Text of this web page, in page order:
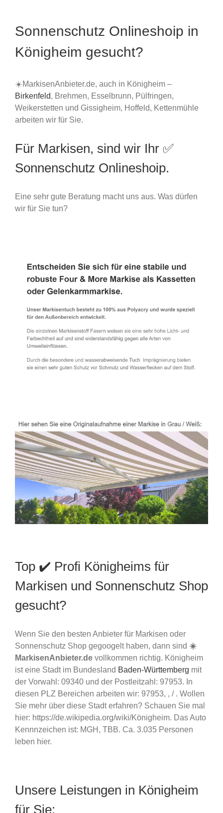
Sonnenschutz Onlineshoip in
Königheim gesucht?
☀️MarkisenAnbieter.de, auch in Königheim –
Birkenfeld, Brehmen, Esselbrunn, Pülfringen,
Weikerstetten und Gissigheim, Hoffeld, Kettenmühle
arbeiten wir für Sie.
Für Markisen, sind wir Ihr ✅
Sonnenschutz Onlineshoip.
Eine sehr gute Beratung macht uns aus. Was dürfen
wir für Sie tun?
Top ✔️ Profi Königheims für
Markisen und Sonnenschutz Shop
gesucht?
Wenn Sie den besten Anbieter für Markisen oder
Sonnenschutz Shop gegoogelt haben, dann sind ☀️
MarkisenAnbieter.de vollkommen richtig. Königheim
ist eine Stadt im Bundesland Baden-Württemberg mit
der Vorwahl: 09340 und der Postleitzahl: 97953. In
diesen PLZ Bereichen arbeiten wir: 97953, , / . Wollen
Sie mehr über diese Stadt erfahren? Schauen Sie mal
hier: https://de.wikipedia.org/wiki/Königheim. Das Auto
Kennnzeichen ist: MGH, TBB. Ca. 3.035 Personen
leben hier.
Unsere Leistungen in Königheim
für Sie: